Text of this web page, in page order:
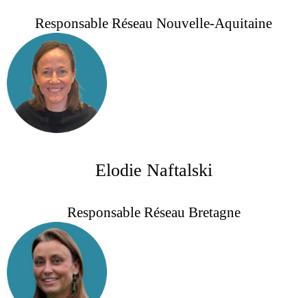
Responsable Réseau Nouvelle-Aquitaine
Elodie Naftalski
Responsable Réseau Bretagne